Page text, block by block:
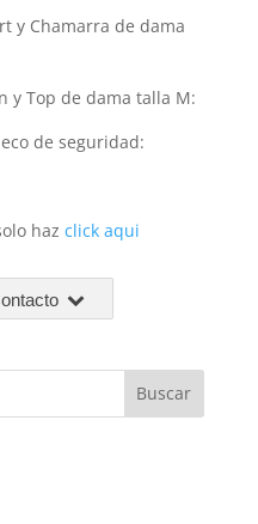
y Chamarra de dama
y Top de dama talla M:
de seguridad:
haz click aqui
Buscar